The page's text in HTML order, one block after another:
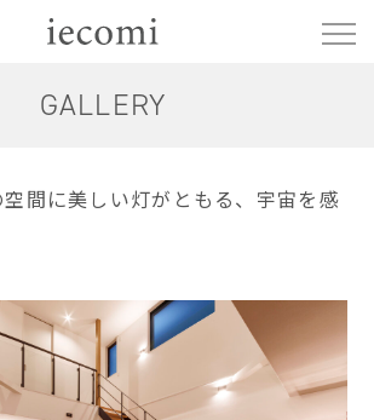
GALLERY
間に美しい灯がともる、宇宙を感